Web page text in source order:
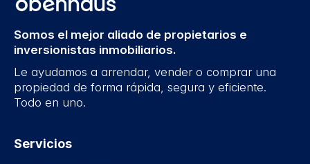
Somos el mejor aliado de propietarios e
inversionistas inmobiliarios.
Le ayudamos a arrendar, vender o comprar una
propiedad de forma rápida, segura y eficiente.
Todo en uno.
Servicios